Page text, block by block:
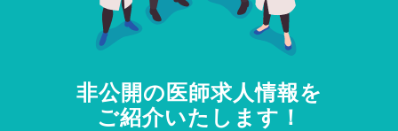
非公開の医師求人情報を
ご紹介いたします！